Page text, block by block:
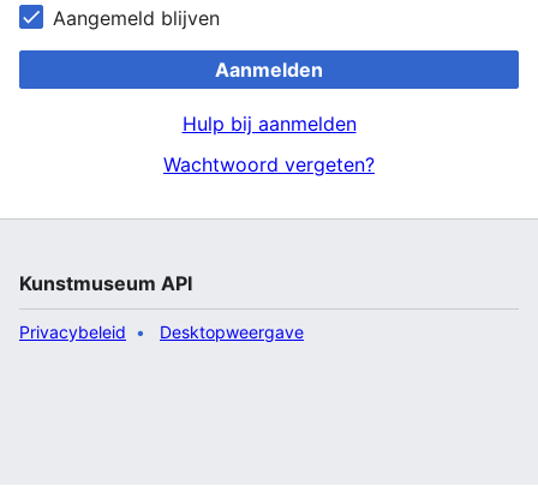
Aangemeld blijven
Aanmelden
Hulp bij aanmelden
Wachtwoord vergeten?
Kunstmuseum API
Privacybeleid Desktopweergave